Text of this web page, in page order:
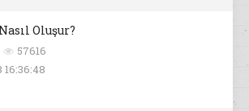
Oluşur?
57616
16:36:48